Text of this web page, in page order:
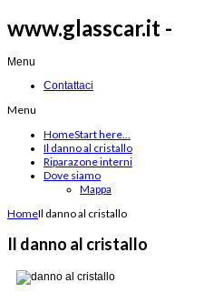
www.glasscar.it -
Menu
Contattaci
Menu
HomeStart here...
Il danno al cristallo
Riparazone interni
Dove siamo
Mappa
HomeIl danno al cristallo
Il danno al cristallo